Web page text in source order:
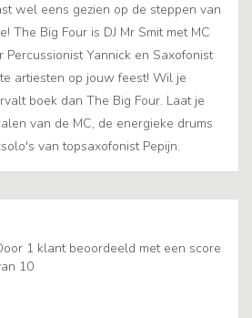
wel eens gezien op de steppen van
The Big Four is DJ Mr Smit met MC
Yannick en Saxofonist
artiesten op jouw feest! Wil je
boek dan The Big Four. Laat je
van de MC, de energieke drums
van topsaxofonist Pepijn.
1 klant beoordeeld met een score
10